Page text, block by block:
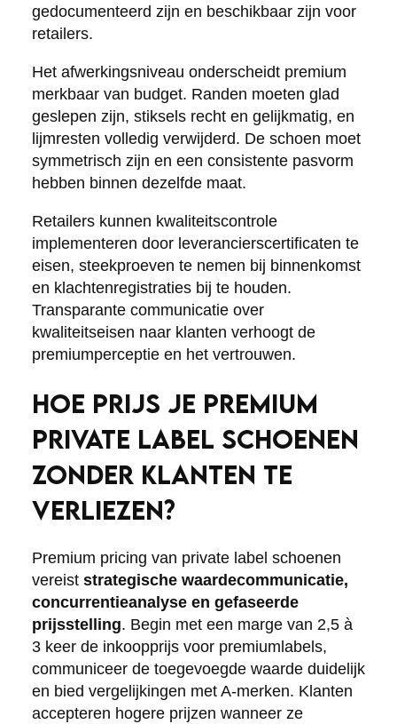
gedocumenteerd zijn en beschikbaar zijn voor
retailers.
Het afwerkingsniveau onderscheidt premium
merkbaar van budget. Randen moeten glad
geslepen zijn, stiksels recht en gelijkmatig, en
lijmresten volledig verwijderd. De schoen moet
symmetrisch zijn en een consistente pasvorm
hebben binnen dezelfde maat.
Retailers kunnen kwaliteitscontrole
implementeren door leverancierscertificaten te
eisen, steekproeven te nemen bij binnenkomst
en klachtenregistraties bij te houden.
Transparante communicatie over
kwaliteitseisen naar klanten verhoogt de
premiumperceptie en het vertrouwen.
HOE PRIJS JE PREMIUM
PRIVATE LABEL SCHOENEN
ZONDER KLANTEN TE
VERLIEZEN?
Premium pricing van private label schoenen
vereist strategische waardecommunicatie,
concurrentieanalyse en gefaseerde
prijsstelling. Begin met een marge van 2,5 à
3 keer de inkoopprijs voor premiumlabels,
communiceer de toegevoegde waarde duidelijk
en bied vergelijkingen met A-merken. Klanten
accepteren hogere prijzen wanneer ze